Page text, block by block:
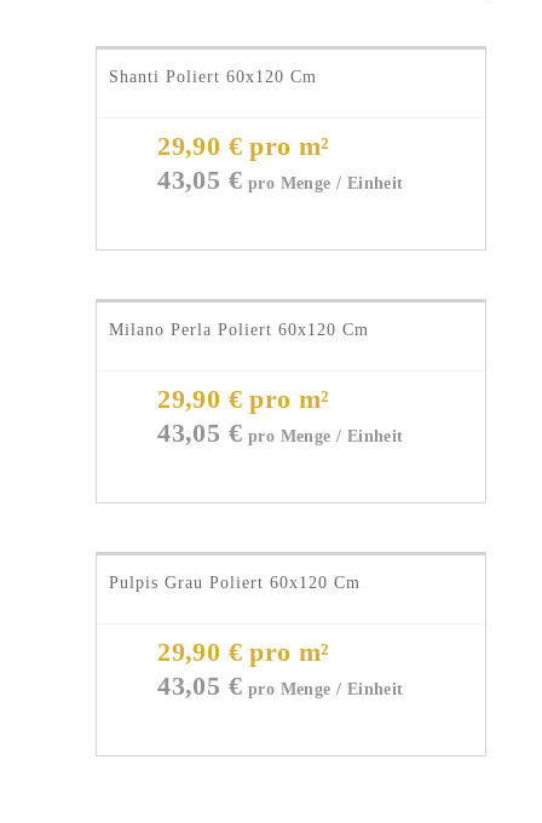
Shanti Poliert 60x120 Cm
29,90 € pro m²
43,05 €
Milano Perla Poliert 60x120 Cm
29,90 € pro m²
43,05 €
Pulpis Grau Poliert 60x120 Cm
29,90 € pro m²
43,05 €